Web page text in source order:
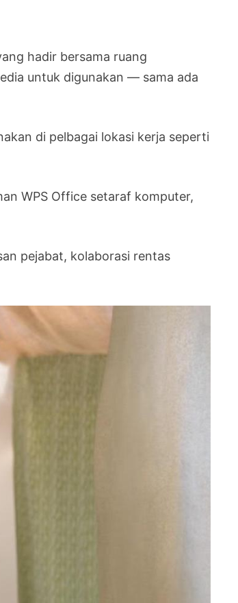
hadir bersama ruang
untuk digunakan — sama ada
di pelbagai lokasi kerja seperti
WPS Office setaraf komputer,
pejabat, kolaborasi rentas